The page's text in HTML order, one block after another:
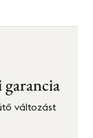
garancia
változást